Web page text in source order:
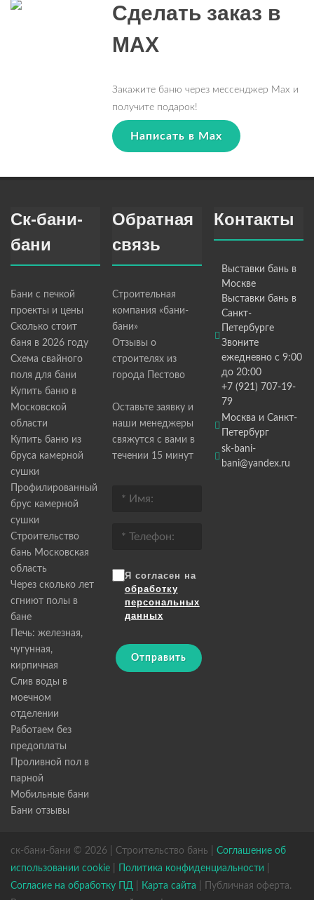
Сделать заказ в
MAX
Закажите баню через мессенджер Max и
получите подарок!
Написать в Max
Ск-бани-
бани
Бани с печкой
проекты и цены
Сколько стоит
баня в 2026 году
Схема свайного
поля для бани
Купить баню в
Московской
области
Купить баню из
бруса камерной
сушки
Профилированный
брус камерной
сушки
Строительство
бань Московская
область
Через сколько лет
сгниют полы в
бане
Печь: железная,
чугунная,
кирпичная
Слив воды в
моечном
отделении
Работаем без
предоплаты
Проливной пол в
парной
Мобильные бани
Бани отзывы
Обратная
связь
Строительная
компания «бани-
бани»
Отзывы о
строителях из
города Пестово
Оставьте заявку и
наши менеджеры
свяжутся с вами в
течении 15 минут
Я согласен на
обработку
персональных
данных
Отправить
Контакты
Выставки бань в
Москве
Выставки бань в
Санкт-
Петербурге
Звоните
ежедневно с 9:00
до 20:00
+7 (921) 707-19-
79
Москва и Санкт-
Петербург
sk-bani-
bani@yandex.ru
ск-бани-бани © 2026 | Строительство бань | Соглашение об
использовании cookie
Политика конфиденциальности
Согласие на обработку ПД
Карта сайта | Публичная оферта.